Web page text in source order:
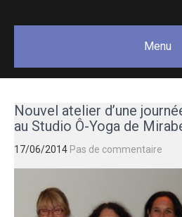
GAËLLE
bien-être
créativité.
Menu
Nouvel atelier d’une
au Studio Ô-Yoga de
17/06/2014 Pas de commentaire